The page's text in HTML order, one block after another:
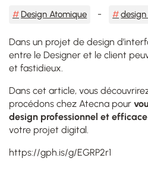
Design Atomique
Dans un projet de design
entre le Designer et le client
et fastidieux.
Dans cet article, vous
procédons chez Atecna pour
design professionnel et efficace
votre projet digital.
https://gph.is/g/EGRP2r1